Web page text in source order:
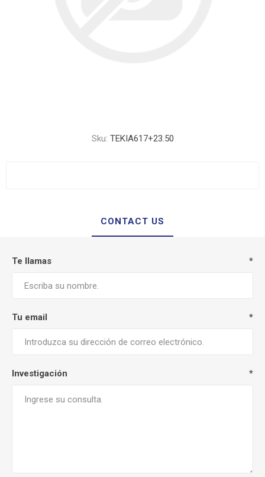
Sku: TEKIA617+23.50
CONTACT US
Te llamas *
Tu email *
Investigación *